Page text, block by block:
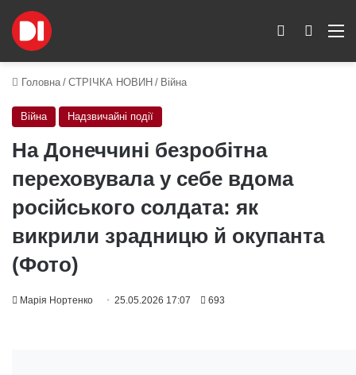
Пошук
Switch skin
Головна / СТРІЧКА НОВИН / Війна
Війна Надзвичайні події
На Донеччині безробітна
переховувала у себе вдома
російського солдата: як
викрили зрадницю й окупанта
(Фото)
Марія Нортенко 25.05.2026 17:07 693